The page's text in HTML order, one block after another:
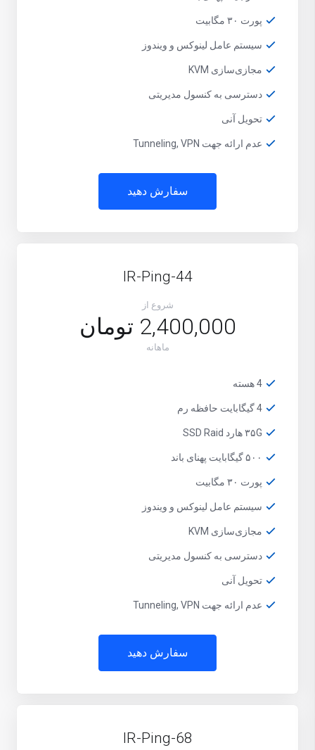
پورت ۳۰ مگابیت
سیستم عامل لینوکس و ویندوز
مجازی‌سازی KVM
دسترسی به کنسول مدیریتی
تحویل آنی
عدم ارائه جهت Tunneling, VPN
سفارش دهید
IR-Ping-44
شروع از
2,400,000 تومان
ماهانه
4 هسته
4 گیگابایت حافظه رم
۳۵G هارد SSD Raid
۵۰۰ گیگابایت پهنای باند
پورت ۳۰ مگابیت
سیستم عامل لینوکس و ویندوز
مجازی‌سازی KVM
دسترسی به کنسول مدیریتی
تحویل آنی
عدم ارائه جهت Tunneling, VPN
سفارش دهید
IR-Ping-68